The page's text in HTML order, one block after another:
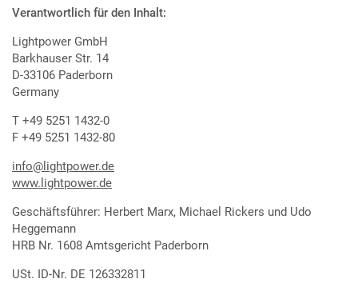
Verantwortlich für den Inhalt:
Lightpower GmbH
Barkhauser Str. 14
D-33106 Paderborn
Germany
T +49 5251 1432-0
F +49 5251 1432-80
info@lightpower.de
www.lightpower.de
Geschäftsführer: Herbert Marx, Michael Rickers und Udo
Heggemann
HRB Nr. 1608 Amtsgericht Paderborn
USt. ID-Nr. DE 126332811